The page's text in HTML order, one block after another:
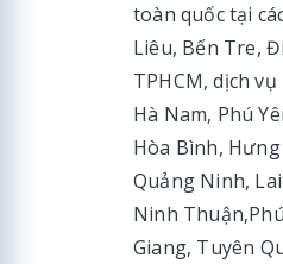
toàn quốc tại
Liêu, Bến Tre,
TPHCM, dịch vụ
Hà Nam, Phú
Hòa Bình,
Quảng Ninh,
Ninh
Giang, Tuyên